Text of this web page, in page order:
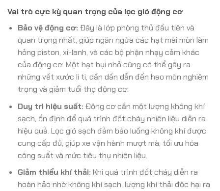
Vai trò cực kỳ quan trọng của lọc gió động cơ
Bảo vệ động cơ: Đây là lớp phòng thủ đầu tiên và
quan trọng nhất, giúp ngăn ngừa các hạt mài mòn làm
hỏng piston, xi-lanh, và các bộ phận nhạy cảm khác
của động cơ. Một hạt bụi nhỏ cũng có thể gây ra
những vết xước li ti, dần dần dẫn đến hao mòn nghiêm
trọng và giảm tuổi thọ động cơ.
Duy trì hiệu suất: Động cơ cần một lượng không khí
sạch, ổn định để quá trình đốt cháy nhiên liệu diễn ra
hiệu quả. Lọc gió sạch đảm bảo luồng không khí được
cung cấp đủ, giúp xe vận hành mượt mà, tối ưu hóa
công suất và mức tiêu thụ nhiên liệu.
Giảm thiểu khí thải: Khi quá trình đốt cháy diễn ra
hoàn hảo nhờ không khí sạch, lượng khí thải độc hại ra